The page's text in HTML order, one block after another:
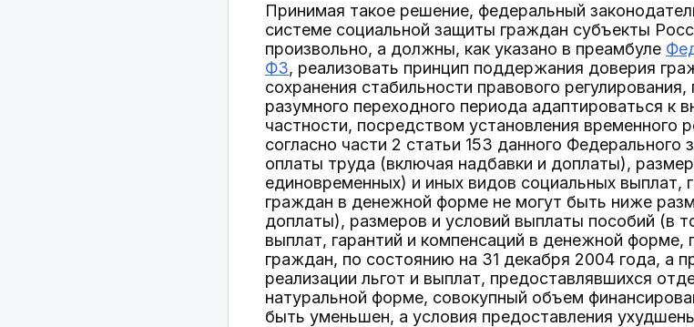
Принимая такое решение, федеральный
системе социальной защиты граждан субъекты
произвольно, а должны, как указано в преамбуле
ФЗ, реализовать принцип поддержания доверия
сохранения стабильности правового
разумного переходного периода адаптироваться к
частности, посредством установления
согласно части 2 статьи 153 данного
оплаты труда (включая надбавки и доплаты),
единовременных) и иных видов социальных выплат,
граждан в денежной форме не могут быть ниже
доплаты), размеров и условий выплаты пособий (в
выплат, гарантий и компенсаций в денежной
граждан, по состоянию на 31 декабря 2004 года, а
реализации льгот и выплат, предоставлявшихся
натуральной форме, совокупный объем
быть уменьшен, а условия предоставления